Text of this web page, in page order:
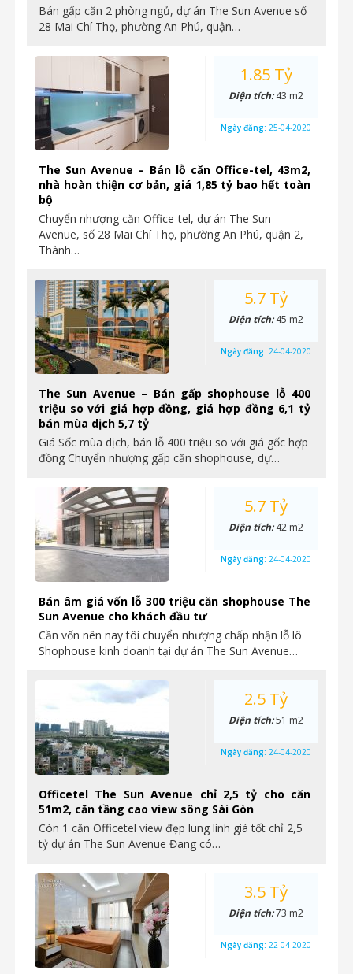
Bán gấp căn 2 phòng ngủ, dự án The Sun Avenue số
28 Mai Chí Thọ, phường An Phú, quận…
The Sun Avenue – Bán lỗ căn Office-tel, 43m2,
nhà hoàn thiện cơ bản, giá 1,85 tỷ bao hết toàn
bộ
Chuyển nhượng căn Office-tel, dự án The Sun
Avenue, số 28 Mai Chí Thọ, phường An Phú, quận 2,
Thành…
1.85 Tỷ
Diện tích:43 m2
Ngày đăng: 25-04-2020
The Sun Avenue – Bán gấp shophouse lỗ 400
triệu so với giá hợp đồng, giá hợp đồng 6,1 tỷ
bán mùa dịch 5,7 tỷ
Giá Sốc mùa dịch, bán lỗ 400 triệu so với giá gốc hợp
đồng Chuyển nhượng gấp căn shophouse, dự…
5.7 Tỷ
Diện tích:45 m2
Ngày đăng: 24-04-2020
Bán âm giá vốn lỗ 300 triệu căn shophouse The
Sun Avenue cho khách đầu tư
Cần vốn nên nay tôi chuyển nhượng chấp nhận lỗ lô
Shophouse kinh doanh tại dự án The Sun Avenue…
5.7 Tỷ
Diện tích:42 m2
Ngày đăng: 24-04-2020
Officetel The Sun Avenue chỉ 2,5 tỷ cho căn
51m2, căn tầng cao view sông Sài Gòn
Còn 1 căn Officetel view đẹp lung linh giá tốt chỉ 2,5
tỷ dự án The Sun Avenue Đang có…
2.5 Tỷ
Diện tích:51 m2
Ngày đăng: 24-04-2020
3.5 Tỷ
Diện tích:73 m2
Ngày đăng: 22-04-2020